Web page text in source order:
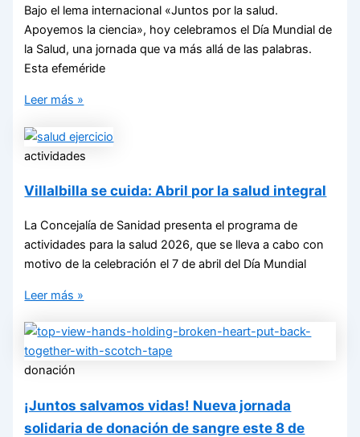
Bajo el lema internacional «Juntos por la salud.
Apoyemos la ciencia», hoy celebramos el Día Mundial de
la Salud, una jornada que va más allá de las palabras.
Esta efeméride
Leer más »
actividades
Villalbilla se cuida: Abril por la salud integral
La Concejalía de Sanidad presenta el programa de
actividades para la salud 2026, que se lleva a cabo con
motivo de la celebración el 7 de abril del Día Mundial
Leer más »
donación
¡Juntos salvamos vidas! Nueva jornada
solidaria de donación de sangre este 8 de